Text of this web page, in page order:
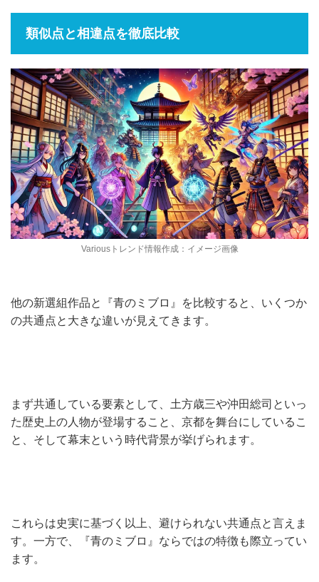
類似点と相違点を徹底比較
Variousトレンド情報作成：イメージ画像
他の新選組作品と『青のミブロ』を比較すると、いくつか
の共通点と大きな違いが見えてきます。
まず共通している要素として、土方歳三や沖田総司といっ
た歴史上の人物が登場すること、京都を舞台にしているこ
と、そして幕末という時代背景が挙げられます。
これらは史実に基づく以上、避けられない共通点と言えま
す。一方で、『青のミブロ』ならではの特徴も際立ってい
ます。